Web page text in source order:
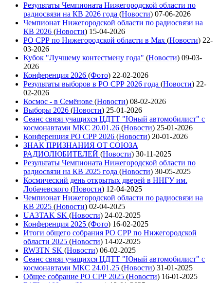
Результаты Чемпионата Нижегородской области по
радиосвязи на КВ 2026 года (Новости) 07-06-2026
Чемпионат Нижегородской области по радиосвязи на
КВ 2026 (Новости) 15-04-2026
РО СРР по Нижегородской области в Max (Новости) 22-
03-2026
Кубок "Лучшему контестмену года" (Новости) 09-03-
2026
Конференция 2026 (Фото) 22-02-2026
Результаты выборов в РО СРР 2026 года (Новости) 22-
02-2026
Космос - в Семёнове (Новости) 08-02-2026
Выборы 2026 (Новости) 25-01-2026
Сеанс связи учащихся ЦДТТ "Юный автомобилист" с
космонавтами МКС 20.01.26 (Новости) 25-01-2026
Конференция РО СРР 2026 (Новости) 20-01-2026
ЗНАК ПРИЗНАНИЯ ОТ СОЮЗА
РАДИОЛЮБИТЕЛЕЙ (Новости) 30-11-2025
Результаты Чемпионата Нижегородской области по
радиосвязи на КВ 2025 года (Новости) 30-05-2025
Космический день открытых дверей в ННГУ им.
Лобачевского (Новости) 12-04-2025
Чемпионат Нижегородской области по радиосвязи на
КВ 2025 (Новости) 02-04-2025
UA3TAK SK (Новости) 24-02-2025
Конференция 2025 (Фото) 16-02-2025
Итоги общего собрания РО СРР по Нижегородской
области 2025 (Новости) 14-02-2025
RW3TN SK (Новости) 06-02-2025
Сеанс связи учащихся ЦДТТ "Юный автомобилист" с
космонавтами МКС 24.01.25 (Новости) 31-01-2025
Общее собрание РО СРР 2025 (Новости) 16-01-2025